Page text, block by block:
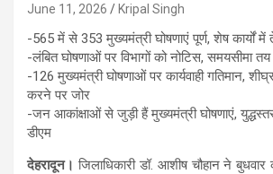
June 11, 2026 Kripal Singh
-565 में से 353 मुख्यमंत्री घोषणाएं पूर्ण, शेष कार्यों में
-लंबित घोषणाओं पर विभागों को नोटिस, समयसीमा तय
-126 मुख्यमंत्री घोषणाओं पर कार्यवाही गतिमान,
करने पर जोर
-जन आकांक्षाओं से जुड़ी हैं मुख्यमंत्री घोषणाएं, युद्धस्तर
डीएम
देहरादून। जिलाधिकारी डॉ. आशीष चौहान ने